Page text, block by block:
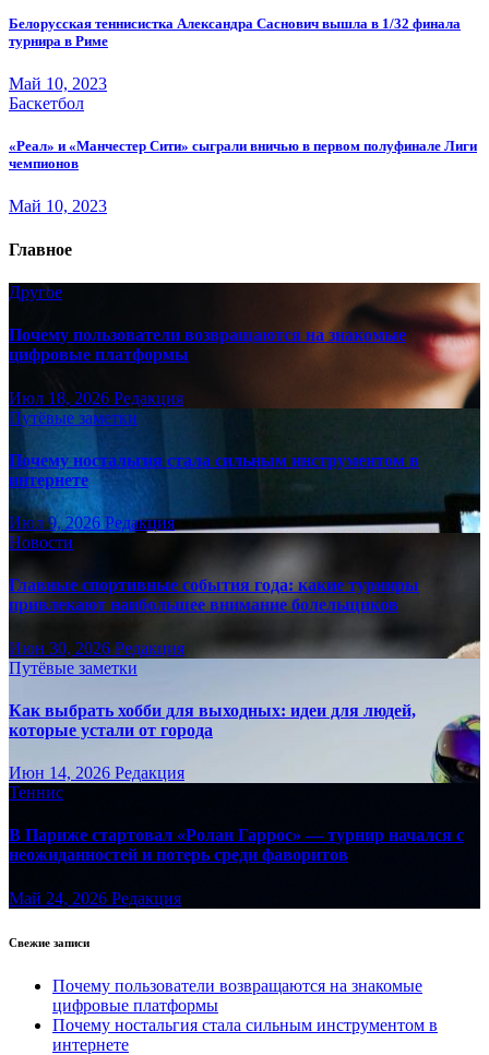
Белорусская теннисистка Александра Саснович вышла в 1/32 финала
турнира в Риме
Май 10, 2023
Баскетбол
«Реал» и «Манчестер Сити» сыграли вничью в первом полуфинале Лиги
чемпионов
Май 10, 2023
Главное
Другое
Почему пользователи возвращаются на знакомые
цифровые платформы
Июл 18, 2026 Редакция
Путёвые заметки
Почему ностальгия стала сильным инструментом в
интернете
Июл 9, 2026 Редакция
Новости
Главные спортивные события года: какие турниры
привлекают наибольшее внимание болельщиков
Июн 30, 2026 Редакция
Путёвые заметки
Как выбрать хобби для выходных: идеи для людей,
которые устали от города
Июн 14, 2026 Редакция
Теннис
В Париже стартовал «Ролан Гаррос» — турнир начался с
неожиданностей и потерь среди фаворитов
Май 24, 2026 Редакция
Свежие записи
Почему пользователи возвращаются на знакомые
цифровые платформы
Почему ностальгия стала сильным инструментом в
интернете